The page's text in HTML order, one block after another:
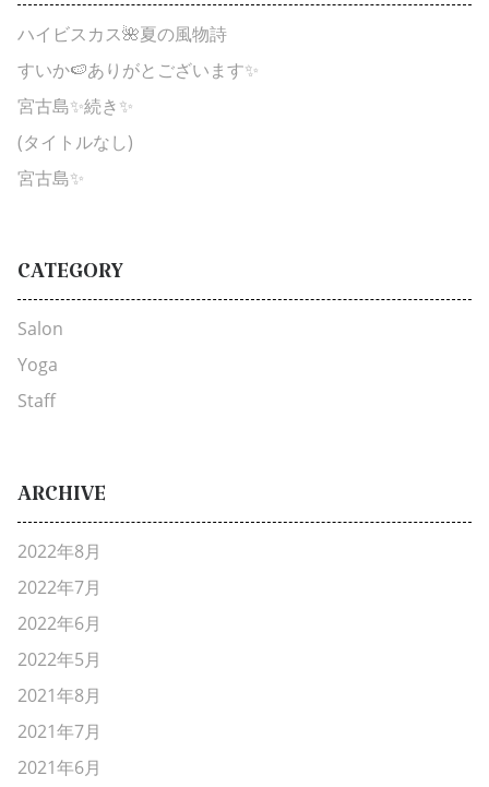
ハイビスカス🌺夏の風物詩
すいか🍉ありがとございます✨
宮古島✨続き✨
(タイトルなし)
宮古島✨
CATEGORY
Salon
Yoga
Staff
ARCHIVE
2022年8月
2022年7月
2022年6月
2022年5月
2021年8月
2021年7月
2021年6月